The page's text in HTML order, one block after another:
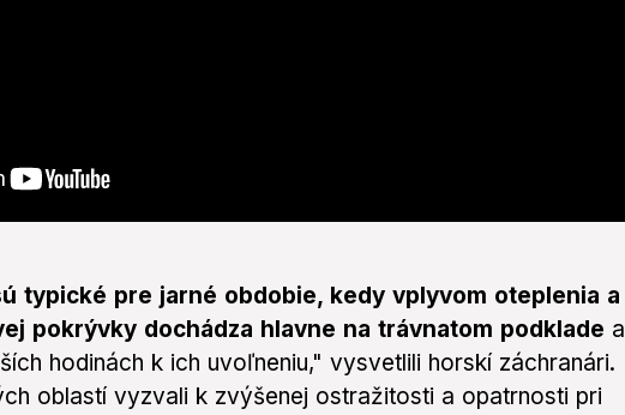
typické pre jarné obdobie, kedy vplyvom oteplenia a
pokrývky dochádza hlavne na trávnatom podklade a
hodinách k ich uvoľneniu," vysvetlili horskí záchranári.
oblastí vyzvali k zvýšenej ostražitosti a opatrnosti pri